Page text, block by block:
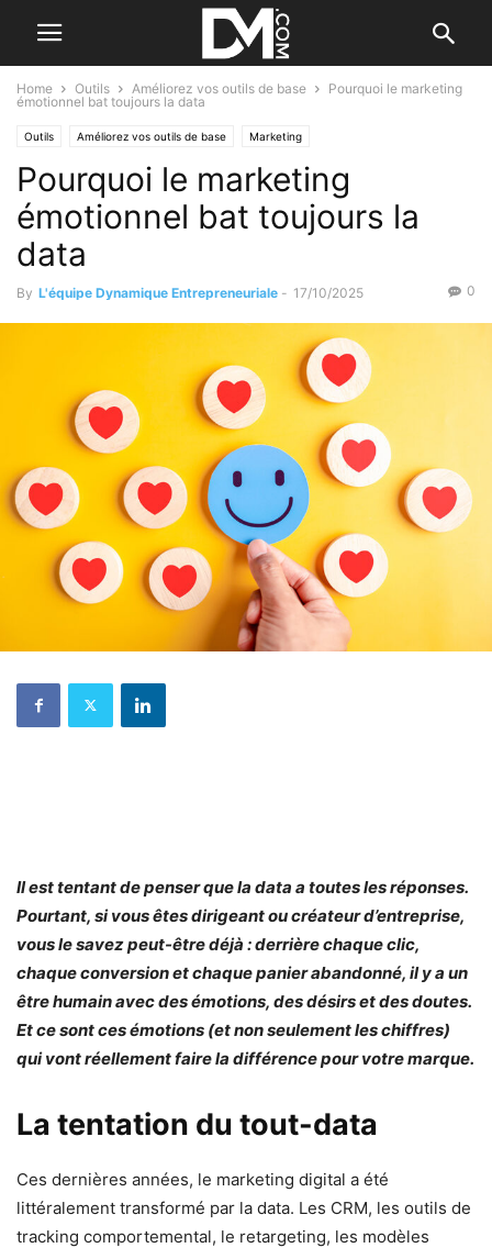
Home Outils Améliorez vos outils de base
Pourquoi le marketing
émotionnel bat toujours la data
Outils Améliorez vos outils de base Marketing
Le B.A. BA de la communication
Pourquoi le marketing
émotionnel bat toujours la
data
By L'équipe Dynamique Entrepreneuriale - 17/10/2025 0
Il est tentant de penser que la data a toutes les réponses.
Pourtant, si vous êtes dirigeant ou créateur d’entreprise,
vous le savez peut-être déjà : derrière chaque clic,
chaque conversion et chaque panier abandonné, il y a un
être humain avec des émotions, des désirs et des doutes.
Et ce sont ces émotions (et non seulement les chiffres)
qui vont réellement faire la différence pour votre marque.
La tentation du tout-data
Ces dernières années, le marketing digital a été
littéralement transformé par la data. Les CRM, les outils de
tracking comportemental, le retargeting, les modèles